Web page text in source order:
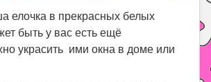
елочка в прекрасных белых
быть у вас есть ещё
украсить ими окна в доме или